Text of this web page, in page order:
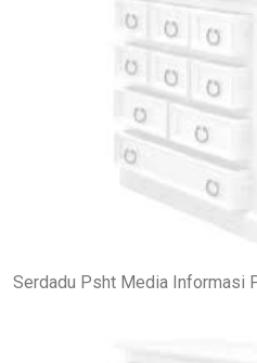
Serdadu Psht Media Informasi